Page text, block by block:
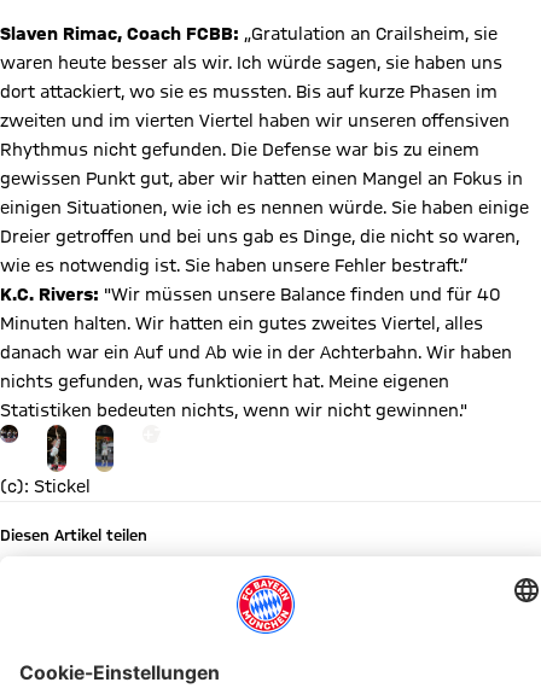
Slaven Rimac, Coach FCBB: „Gratulation an Crailsheim, sie
waren heute besser als wir. Ich würde sagen, sie haben uns
dort attackiert, wo sie es mussten. Bis auf kurze Phasen im
zweiten und im vierten Viertel haben wir unseren offensiven
Rhythmus nicht gefunden. Die Defense war bis zu einem
gewissen Punkt gut, aber wir hatten einen Mangel an Fokus in
einigen Situationen, wie ich es nennen würde. Sie haben einige
Dreier getroffen und bei uns gab es Dinge, die nicht so waren,
wie es notwendig ist. Sie haben unsere Fehler bestraft.“
K.C. Rivers: "Wir müssen unsere Balance finden und für 40
Minuten halten. Wir hatten ein gutes zweites Viertel, alles
danach war ein Auf und Ab wie in der Achterbahn. Wir haben
nichts gefunden, was funktioniert hat. Meine eigenen
Statistiken bedeuten nichts, wenn wir nicht gewinnen."
Gehe zu Gallerie Seite: mehr
(c): Stickel
Diesen Artikel teilen
WEITERE NEWS